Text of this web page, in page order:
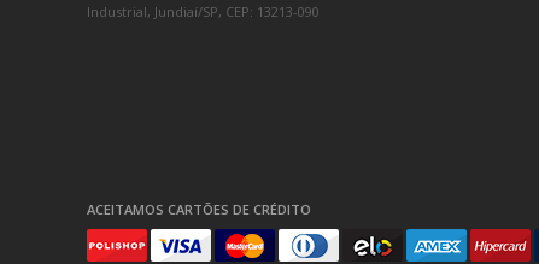
Industrial, Jundiaí/SP, CEP: 13213-090
ACEITAMOS CARTÕES DE CRÉDITO